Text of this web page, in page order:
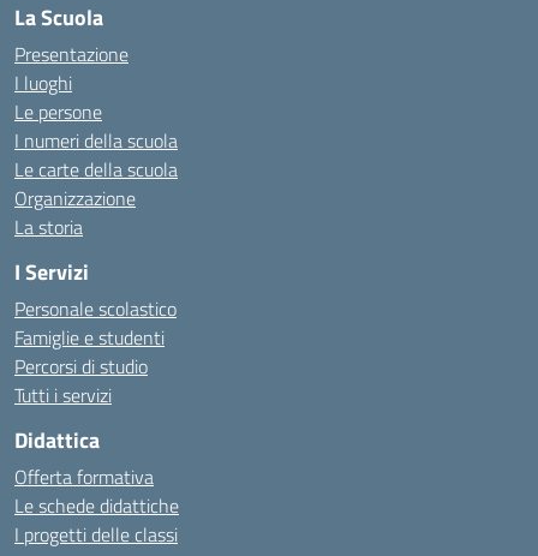
La Scuola
Presentazione
I luoghi
Le persone
I numeri della scuola
Le carte della scuola
Organizzazione
La storia
I Servizi
Personale scolastico
Famiglie e studenti
Percorsi di studio
Tutti i servizi
Didattica
Offerta formativa
Le schede didattiche
I progetti delle classi